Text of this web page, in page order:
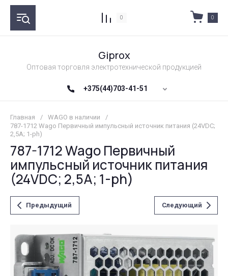
0 0
Giprox
Оптовая торговля электротехнической продукцией
+375(44)703-41-51
Главная / WAGO в наличии
/
787-1712 Wago Первичный импульсный источник питания (24VDC;
2,5A; 1-ph)
787-1712 Wago Первичный
импульсный источник питания
(24VDC; 2,5A; 1-ph)
Предыдущий Следующий